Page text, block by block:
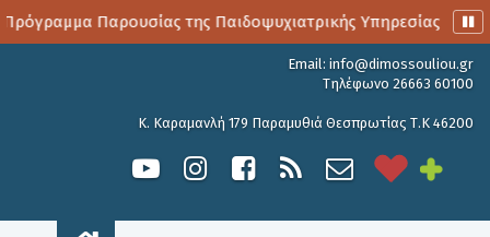
Παρουσίας της Παιδοψυχιατρικής Υπηρεσίας
Email: info@dimossouliou.gr
Τηλέφωνο 26663 60100
Κ. Καραμανλή 179 Παραμυθιά Θεσπρωτίας Τ.Κ 46200